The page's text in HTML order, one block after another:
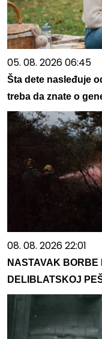
05. 08. 2026 06:45
Šta dete nasleđuje
treba da znate o
08. 08. 2026 22:01
NASTAVAK BORBE
DELIBLATSKOJ